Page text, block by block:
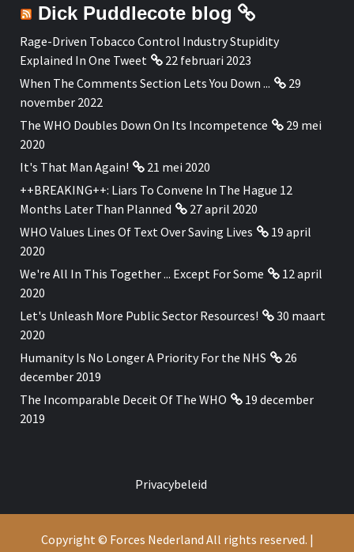
Dick Puddlecote blog
Rage-Driven Tobacco Control Industry Stupidity
Explained In One Tweet
22 februari 2023
When The Comments Section Lets You Down ...
29
november 2022
The WHO Doubles Down On Its Incompetence
29 mei
2020
It's That Man Again!
21 mei 2020
++BREAKING++: Liars To Convene In The Hague 12
Months Later Than Planned
27 april 2020
WHO Values Lines Of Text Over Saving Lives
19 april
2020
We're All In This Together ... Except For Some
12 april
2020
Let's Unleash More Public Sector Resources!
30 maart
2020
Humanity Is No Longer A Priority For the NHS
26
december 2019
The Incomparable Deceit Of The WHO
19 december
2019
Privacybeleid
Copyright © Forces Nederland All rights reserved. |